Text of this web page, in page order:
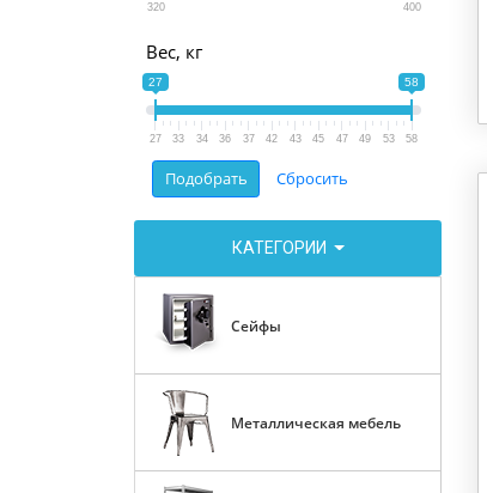
320 400
Вес, кг
27 58
27 33 34 36 37 42 43 45 47 49 53 58
КАТЕГОРИИ
Сейфы
Металлическая мебель